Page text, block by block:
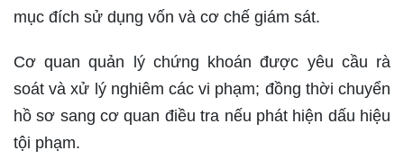
mục đích sử dụng vốn và cơ chế giám sát.
Cơ quan quản lý chứng khoán được yêu cầu rà
soát và xử lý nghiêm các vi phạm; đồng thời chuyển
hồ sơ sang cơ quan điều tra nếu phát hiện dấu hiệu
tội phạm.